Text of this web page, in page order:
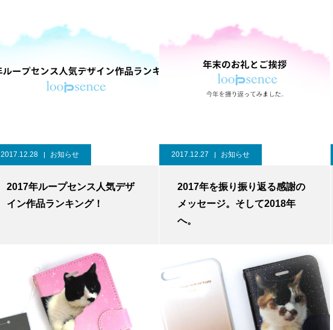
2017.12.28 お知らせ
2017年ループセンス人気デザ
イン作品ランキング！
2017.12.27 お知らせ
2017年を振り振り返る感謝の
メッセージ。そして2018年
へ。